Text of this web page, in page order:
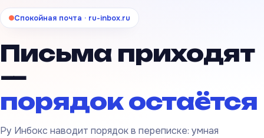
Спокойная почта · ru-inbox.ru
Письма приходят
—
порядок остаётся
Ру Инбокс наводит порядок в переписке: умная